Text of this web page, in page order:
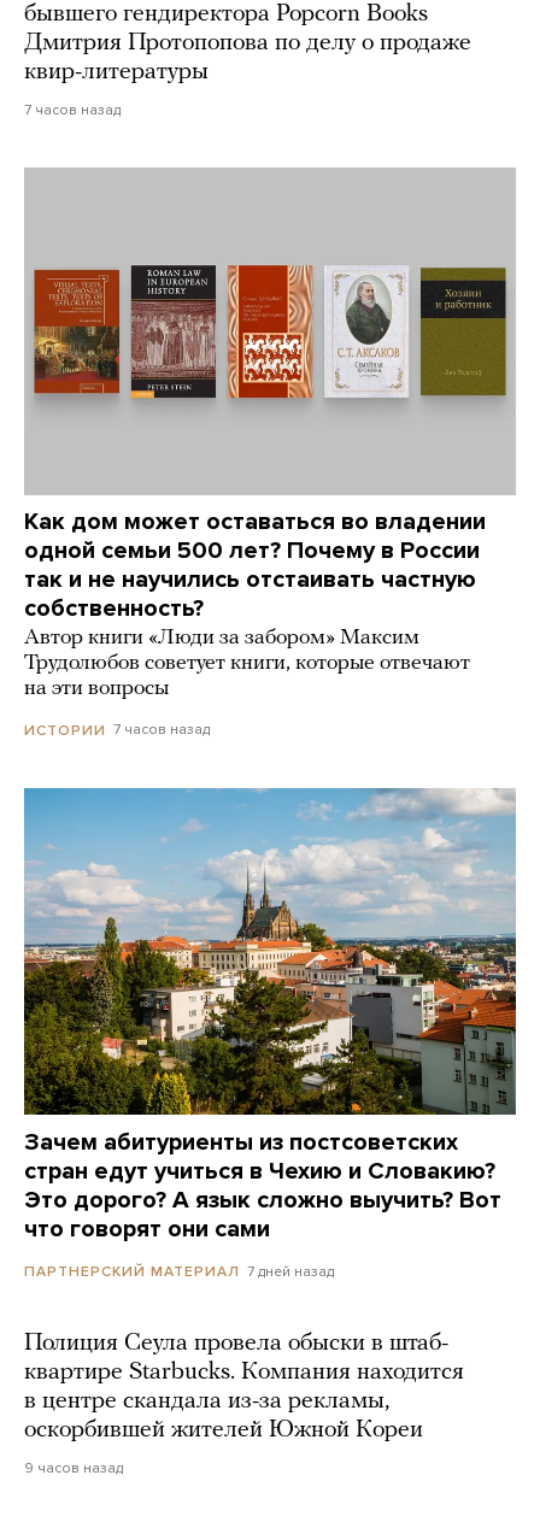
бывшего гендиректора Popcorn Books
Дмитрия Протопопова по делу о продаже
квир-литературы
7 часов назад
Как дом может оставаться во владении
одной семьи 500 лет? Почему в России
так и не научились отстаивать частную
собственность?
Автор книги «Люди за забором» Максим
Трудолюбов советует книги, которые отвечают
на эти вопросы
ИСТОРИИ 7 часов назад
Зачем абитуриенты из постсоветских
стран едут учиться в Чехию и Словакию?
Это дорого? А язык сложно выучить? Вот
что говорят они сами
ПАРТНЕРСКИЙ МАТЕРИАЛ 7 дней назад
Полиция Сеула провела обыски в штаб-
квартире Starbucks. Компания находится
в центре скандала из-за рекламы,
оскорбившей жителей Южной Кореи
9 часов назад